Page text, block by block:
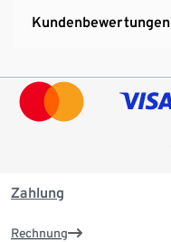
Kundenbewertungen
Zahlung
Rechnung